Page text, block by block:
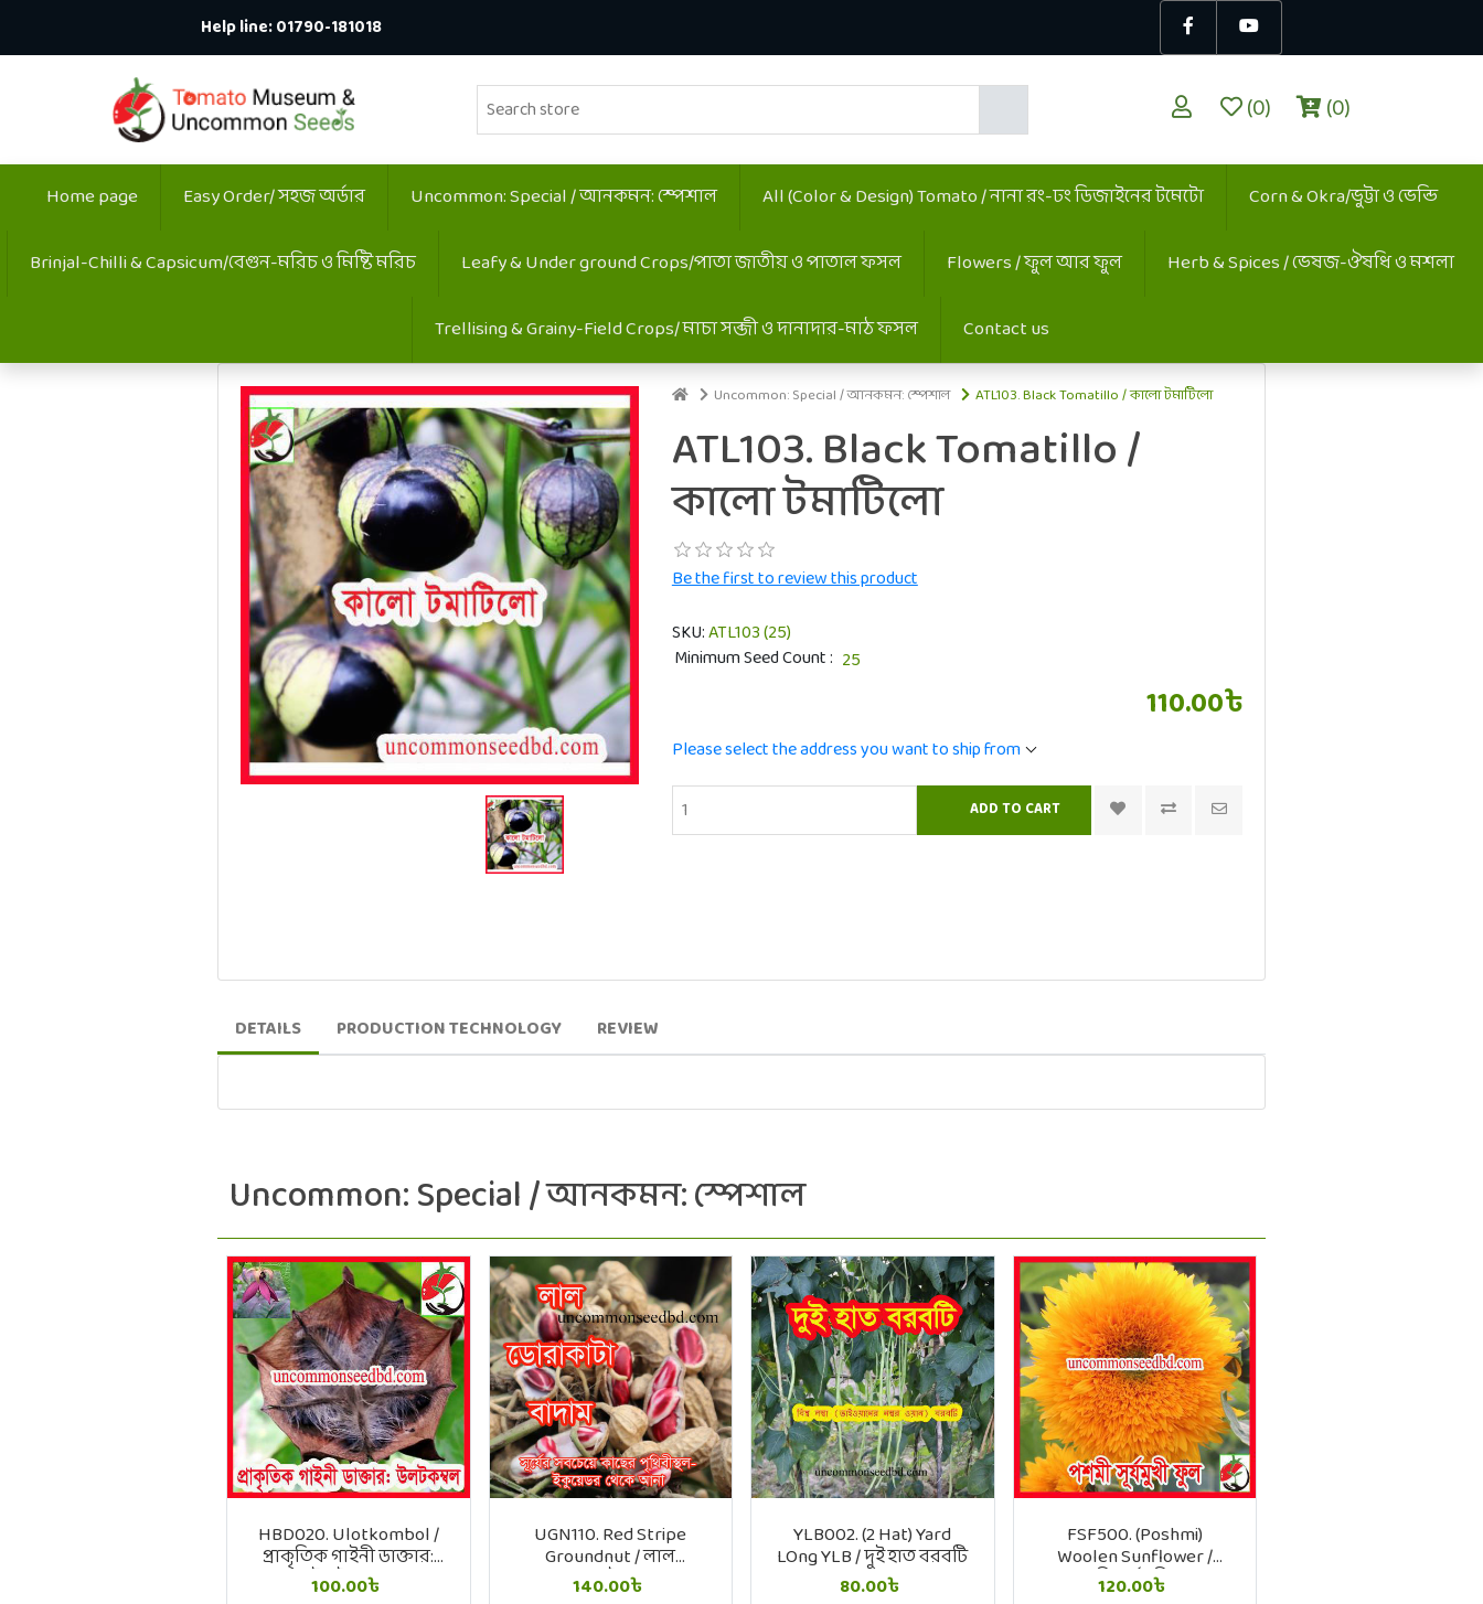
Help line:01790-181018
(0) (0)
Home page Easy Order/ সহজ অর্ডার Uncommon: Special / আনকমন: স্পেশাল All (Color & Design) Tomato / নানা রং-ঢং ডিজাইনের টমেটো Corn & Okra/ভুট্টা ও ভেন্ডি
Brinjal-Chilli & Capsicum/বেগুন-মরিচ ও মিষ্টি মরিচ Leafy & Under ground Crops/পাতা জাতীয় ও পাতাল ফসল Flowers / ফুল আর ফুল Herb & Spices / ভেষজ-ঔষধি ও মশলা
Trellising & Grainy-Field Crops/ মাচা সব্জী ও দানাদার-মাঠ ফসল Contact us
Uncommon: Special / আনকমন: স্পেশাল ATL103. Black Tomatillo / কালো টমাটিলো
ATL103. Black Tomatillo /
কালো টমাটিলো
Be the first to review this product
SKU:ATL103 (25)
Minimum Seed Count
110.00৳
Please select the address you want to ship from
DETAILS PRODUCTION TECHNOLOGY REVIEW
Uncommon: Special / আনকমন: স্পেশাল
HBD020. Ulotkombol /
প্রাকৃতিক গাইনী ডাক্তার:
উলটকম্বল
100.00৳
UGN110. Red Stripe
Groundnut / লাল
ডোরাকাটা বাদাম
140.00৳
YLB002. (2 Hat) Yard
LOng YLB / দুই হাত বরবটি
80.00৳
FSF500. (Poshmi)
Woolen Sunflower /
পশমী সূর্যমুখী ফুল
120.00৳